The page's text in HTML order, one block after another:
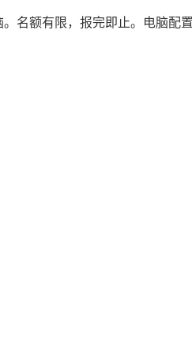
名额有限，报完即止。电脑配